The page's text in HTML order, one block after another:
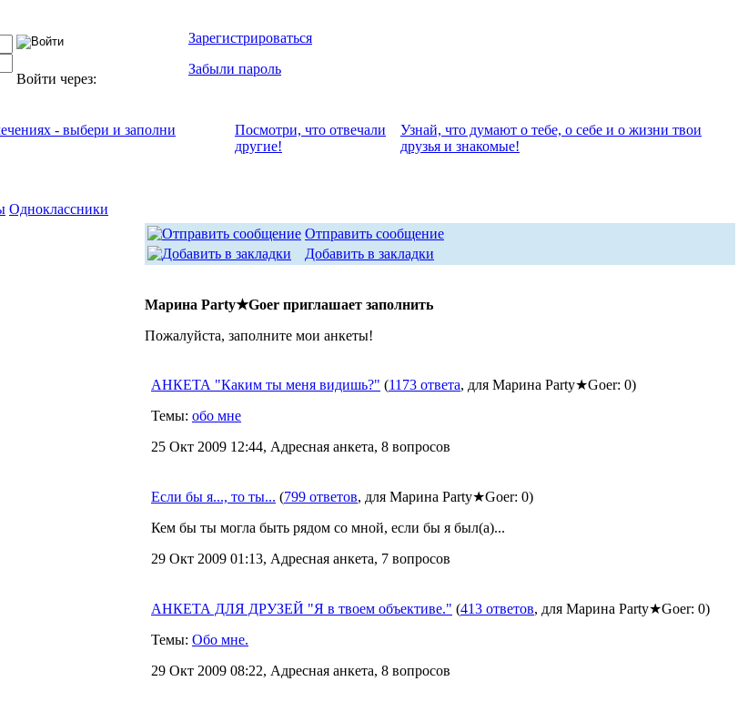
Войти через:
Зарегистрироваться
Забыли пароль
- выбери и заполни
Посмотри, что отвeчали
другие!
Узнай, что думают о тебе, о себе и о жизни твои
друзья и знакомые!
Одноклассники
Отправить сообщение
Добавить в закладки
Марина Party★Goer приглашает заполнить
Пожалуйста, заполните мои анкеты!
АНКЕТА "Каким ты меня видишь?" (1173 ответа, для Марина Party★Goer: 0)
Темы: обо мне
25 Окт 2009 12:44, Адресная анкета, 8 вопросов
Если бы я..., то ты... (799 ответов, для Марина Party★Goer: 0)
Кем бы ты могла быть рядом со мной, если бы я был(а)...
29 Окт 2009 01:13, Адресная анкета, 7 вопросов
АНКЕТА ДЛЯ ДРУЗЕЙ "Я в твоем объективе." (413 ответов, для Марина Party★Goer: 0)
Темы: Обо мне.
29 Окт 2009 08:22, Адресная анкета, 8 вопросов